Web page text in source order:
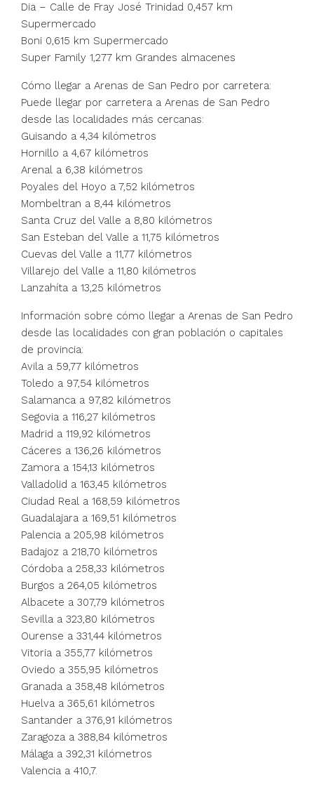
Dia – Calle de Fray José Trinidad 0,457 km
Supermercado
Boni 0,615 km Supermercado
Super Family 1,277 km Grandes almacenes
Cómo llegar a Arenas de San Pedro por carretera:
Puede llegar por carretera a Arenas de San Pedro
desde las localidades más cercanas:
Guisando a 4,34 kilómetros
Hornillo a 4,67 kilómetros
Arenal a 6,38 kilómetros
Poyales del Hoyo a 7,52 kilómetros
Mombeltran a 8,44 kilómetros
Santa Cruz del Valle a 8,80 kilómetros
San Esteban del Valle a 11,75 kilómetros
Cuevas del Valle a 11,77 kilómetros
Villarejo del Valle a 11,80 kilómetros
Lanzahíta a 13,25 kilómetros
Información sobre cómo llegar a Arenas de San Pedro
desde las localidades con gran población o capitales
de provincia:
Avila a 59,77 kilómetros
Toledo a 97,54 kilómetros
Salamanca a 97,82 kilómetros
Segovia a 116,27 kilómetros
Madrid a 119,92 kilómetros
Cáceres a 136,26 kilómetros
Zamora a 154,13 kilómetros
Valladolid a 163,45 kilómetros
Ciudad Real a 168,59 kilómetros
Guadalajara a 169,51 kilómetros
Palencia a 205,98 kilómetros
Badajoz a 218,70 kilómetros
Córdoba a 258,33 kilómetros
Burgos a 264,05 kilómetros
Albacete a 307,79 kilómetros
Sevilla a 323,80 kilómetros
Ourense a 331,44 kilómetros
Vitoria a 355,77 kilómetros
Oviedo a 355,95 kilómetros
Granada a 358,48 kilómetros
Huelva a 365,61 kilómetros
Santander a 376,91 kilómetros
Zaragoza a 388,84 kilómetros
Málaga a 392,31 kilómetros
Valencia a 410,7.